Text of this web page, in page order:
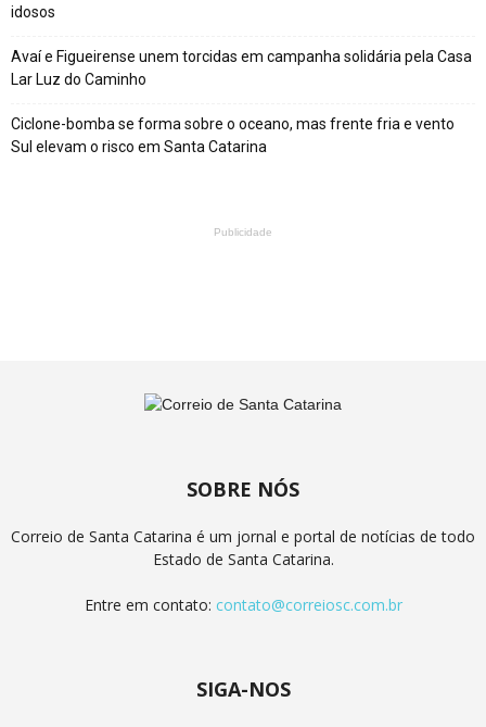
idosos
Avaí e Figueirense unem torcidas em campanha solidária pela Casa
Lar Luz do Caminho
Ciclone-bomba se forma sobre o oceano, mas frente fria e vento
Sul elevam o risco em Santa Catarina
Publicidade
SOBRE NÓS
Correio de Santa Catarina é um jornal e portal de notícias de todo
Estado de Santa Catarina.
Entre em contato: contato@correiosc.com.br
SIGA-NOS